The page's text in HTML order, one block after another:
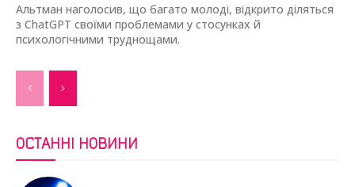
Альтман наголосив, що багато молоді, відкрито діляться
з ChatGPT своїми проблемами у стосунках й
психологічними труднощами.
ОСТАННІ НОВИНИ